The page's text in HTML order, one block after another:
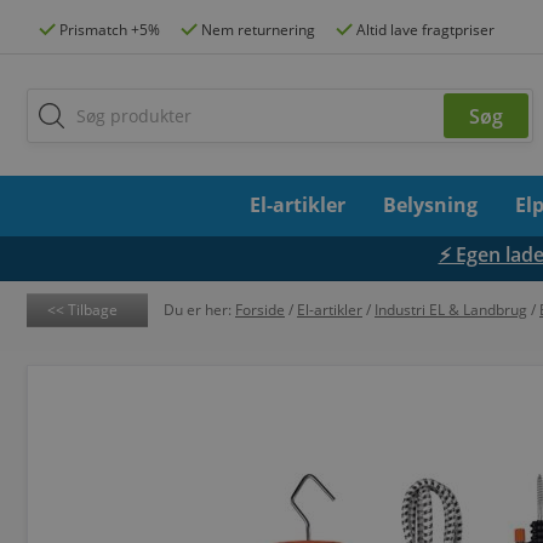
Prismatch +5% Nem returnering Altid lave fragtpriser
El-artikler Belysning
⚡ Egen
Tilbage Du er her: Forside / El-artikler/ Industri EL & Landbrug /